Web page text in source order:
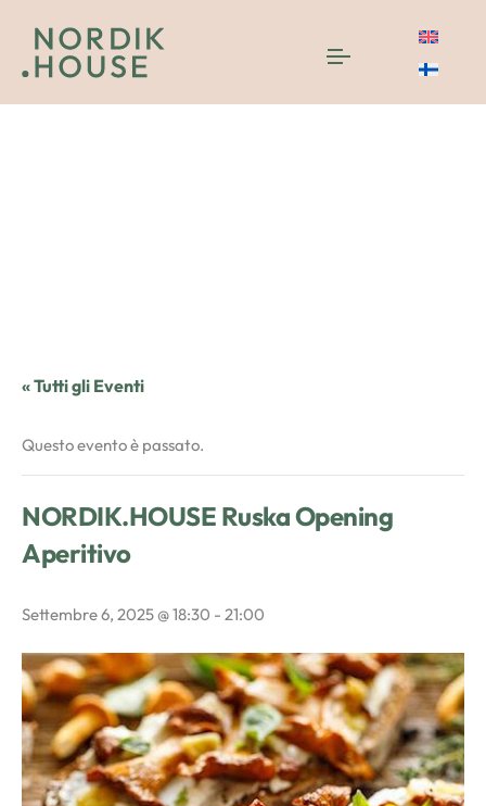
« Tutti gli Eventi
Questo evento è passato.
NORDIK.HOUSE Ruska Opening
Aperitivo
Settembre 6, 2025 @ 18:30 - 21:00